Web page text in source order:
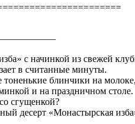
с начинкой из свежей
в считанные минуты.
тоненькие блинчики на
и на праздничном столе.
сгущенкой?
десерт «Монастырская